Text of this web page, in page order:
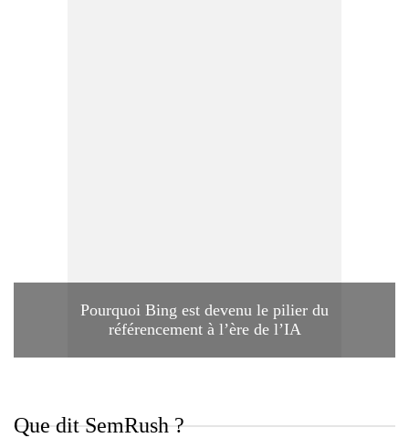
Pourquoi Bing est devenu le pilier du
référencement à l’ère de l’IA
Que dit SemRush ?